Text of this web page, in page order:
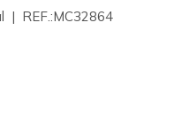
| REF.:MC32864